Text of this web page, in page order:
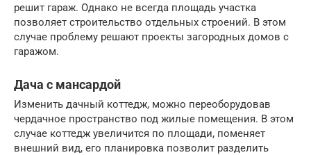
решит гараж. Однако не всегда площадь участка
позволяет строительство отдельных строений. В этом
случае проблему решают проекты загородных домов с
гаражом.
Дача с мансардой
Изменить дачный коттедж, можно переоборудовав
чердачное пространство под жилые помещения. В этом
случае коттедж увеличится по площади, поменяет
внешний вид, его планировка позволит разделить